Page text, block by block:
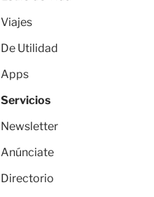
Viajes
De Utilidad
Apps
Servicios
Newsletter
Anúnciate
Directorio